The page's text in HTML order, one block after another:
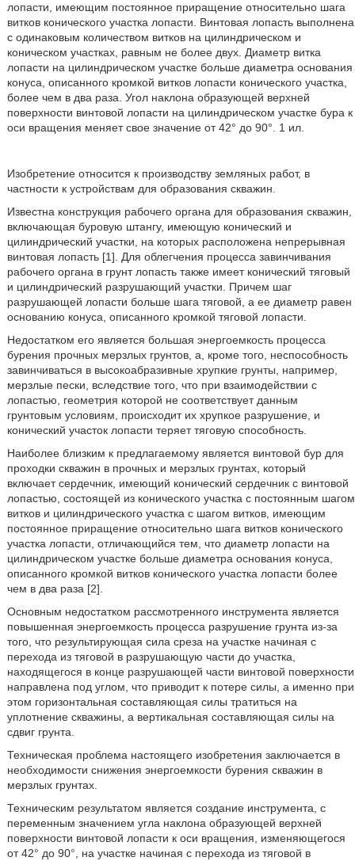
лопасти, имеющим постоянное приращение относительно шага
витков конического участка лопасти. Винтовая лопасть выполнена
с одинаковым количеством витков на цилиндрическом и
коническом участках, равным не более двух. Диаметр витка
лопасти на цилиндрическом участке больше диаметра основания
конуса, описанного кромкой витков лопасти конического участка,
более чем в два раза. Угол наклона образующей верхней
поверхности винтовой лопасти на цилиндрическом участке бура к
оси вращения меняет свое значение от 42° до 90°. 1 ил.
Изобретение относится к производству земляных работ, в
частности к устройствам для образования скважин.
Известна конструкция рабочего органа для образования скважин,
включающая буровую штангу, имеющую конический и
цилиндрический участки, на которых расположена непрерывная
винтовая лопасть [1]. Для облегчения процесса завинчивания
рабочего органа в грунт лопасть также имеет конический тяговый
и цилиндрический разрушающий участки. Причем шаг
разрушающей лопасти больше шага тяговой, а ее диаметр равен
основанию конуса, описанного кромкой тяговой лопасти.
Недостатком его является большая энергоемкость процесса
бурения прочных мерзлых грунтов, а, кроме того, неспособность
завинчиваться в высокоабразивные хрупкие грунты, например,
мерзлые пески, вследствие того, что при взаимодействии с
лопастью, геометрия которой не соответствует данным
грунтовым условиям, происходит их хрупкое разрушение, и
конический участок лопасти теряет тяговую способность.
Наиболее близким к предлагаемому является винтовой бур для
проходки скважин в прочных и мерзлых грунтах, который
включает сердечник, имеющий конический сердечник с винтовой
лопастью, состоящей из конического участка с постоянным шагом
витков и цилиндрического участка с шагом витков, имеющим
постоянное приращение относительно шага витков конического
участка лопасти, отличающийся тем, что диаметр лопасти на
цилиндрическом участке больше диаметра основания конуса,
описанного кромкой витков конического участка лопасти более
чем в два раза [2].
Основным недостатком рассмотренного инструмента является
повышенная энергоемкость процесса разрушение грунта из-за
того, что результирующая сила среза на участке начиная с
перехода из тяговой в разрушающую части до участка,
находящегося в конце разрушающей части винтовой поверхности
направлена под углом, что приводит к потере силы, а именно при
этом горизонтальная составляющая силы тратиться на
уплотнение скважины, а вертикальная составляющая силы на
сдвиг грунта.
Техническая проблема настоящего изобретения заключается в
необходимости снижения энергоемкости бурения скважин в
мерзлых грунтах.
Техническим результатом является создание инструмента, с
переменным значением угла наклона образующей верхней
поверхности винтовой лопасти к оси вращения, изменяющегося
от 42° до 90°, на участке начиная с перехода из тяговой в